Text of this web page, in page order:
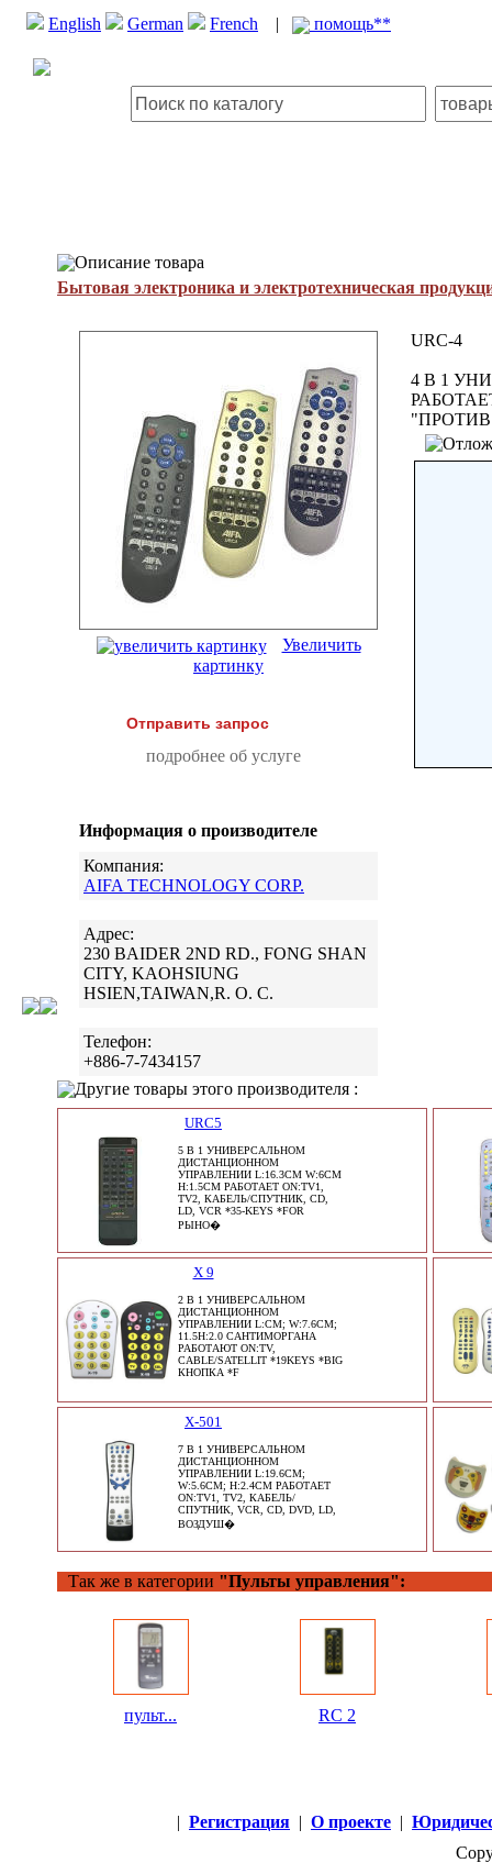
English German French | помощь**
Описание товара
Бытовая электроника и электротехническая
Увеличить
картинку
Отправить запрос
подробнее об услуге
Информация о производителе
Компания:
AIFA TECHNOLOGY CORP.
Адрес:
230 BAIDER 2ND RD., FONG SHAN
CITY, KAOHSIUNG
HSIEN,TAIWAN,R. O. C.
Телефон:
+886-7-7434157
URC-4
4 В 1
Другие товары этого производителя :
URC5
5 В 1 УНИВЕРСАЛЬНОМ
ДИСТАНЦИОННОМ
УПРАВЛЕНИИ L:16.3CM W:6CM
H:1.5CM РАБОТАЕТ ON:TV1,
TV2, КАБЕЛЬ/СПУТНИК, CD,
LD, VCR *35-KEYS *FOR
РЫНО�
X 9
2 В 1 УНИВЕРСАЛЬНОМ
ДИСТАНЦИОННОМ
УПРАВЛЕНИИ L:CM; W:7.6CM;
11.5H:2.0 САНТИМОРГАНА
РАБОТАЮТ ON:TV,
CABLE/SATELLIT *19KEYS *BIG
КНОПКА *F
X-501
7 В 1 УНИВЕРСАЛЬНОМ
ДИСТАНЦИОННОМ
УПРАВЛЕНИИ L:19.6CM;
W:5.6CM; H:2.4CM РАБОТАЕТ
ON:TV1, TV2, КАБЕЛЬ/
СПУТНИК, VCR, CD, DVD, LD,
ВОЗДУШ�
Так же в категории "Пульты управления":
пульт... RC 2
| Регистрация | О проекте |